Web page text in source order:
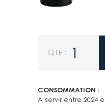
CONSOMMATION
A servir entre 2024